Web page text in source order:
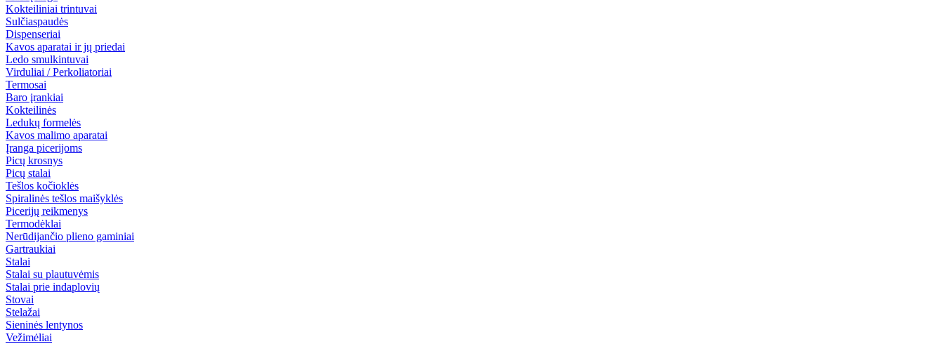
Kokteiliniai trintuvai
Sulčiaspaudės
Dispenseriai
Kavos aparatai ir jų priedai
Ledo smulkintuvai
Virduliai / Perkoliatoriai
Termosai
Baro įrankiai
Kokteilinės
Ledukų formelės
Kavos malimo aparatai
Įranga picerijoms
Picų krosnys
Picų stalai
Tešlos kočioklės
Spiralinės tešlos maišyklės
Picerijų reikmenys
Termodėklai
Nerūdijančio plieno gaminiai
Gartraukiai
Stalai
Stalai su plautuvėmis
Stalai prie indaplovių
Stovai
Stelažai
Sieninės lentynos
Vežimėliai